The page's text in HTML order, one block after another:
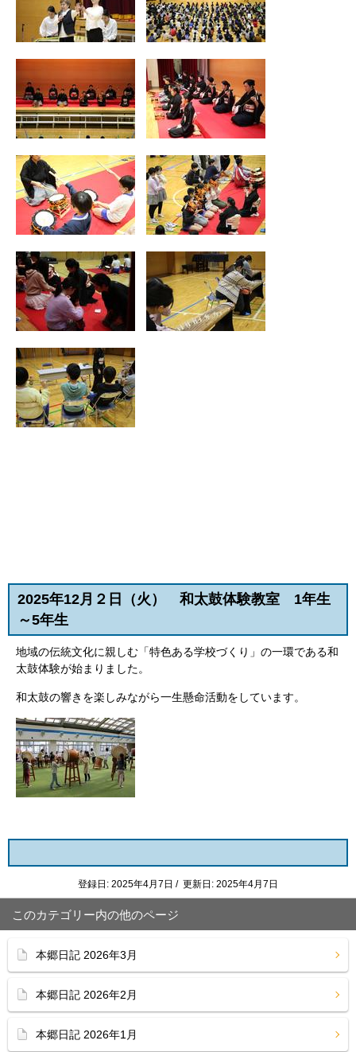
2025年12月２日（火） 和太鼓体験教室 1年生
～5年生
地域の伝統文化に親しむ「特色ある学校づくり」の一環である和
太鼓体験が始まりました。
和太鼓の響きを楽しみながら一生懸命活動をしています。
登録日: 2025年4月7日 / 更新日: 2025年4月7日
このカテゴリー内の他のページ
本郷日記 2026年3月
本郷日記 2026年2月
本郷日記 2026年1月